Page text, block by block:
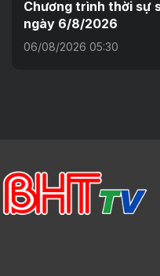
Chương trình thời sự
ngày 6/8/2026
06/08/2026 05:30